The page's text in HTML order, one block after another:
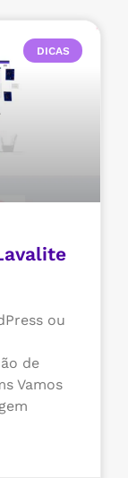
DICAS
ou
de
Vamos